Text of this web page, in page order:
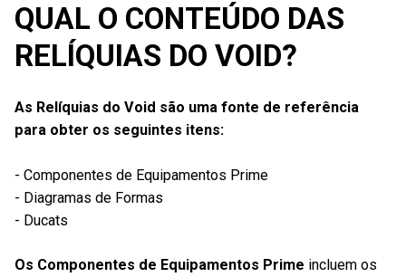
QUAL O CONTEÚDO DAS
RELÍQUIAS DO VOID?
As Relíquias do Void são uma fonte de referência
para obter os seguintes itens:
- Componentes de Equipamentos Prime
- Diagramas de Formas
- Ducats
Os Componentes de Equipamentos Prime incluem os